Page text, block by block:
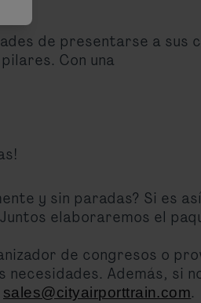
de presentarse a sus
Con una
y sin paradas? Si es
elaboraremos el
de congresos o
Además, si
sales@cityairporttrain.com.